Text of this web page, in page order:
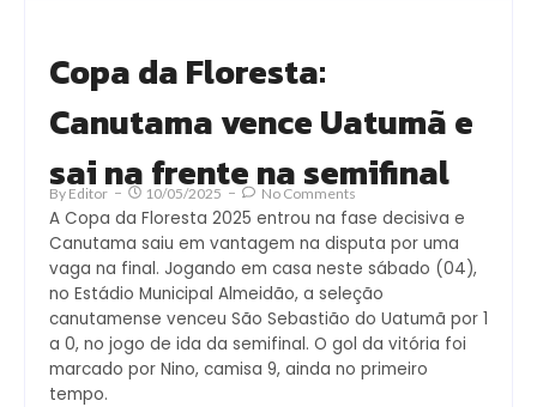
Copa da Floresta:
Canutama vence Uatumã e
sai na frente na semifinal
By Editor 10/05/2025 No Comments
A Copa da Floresta 2025 entrou na fase decisiva e
Canutama saiu em vantagem na disputa por uma
vaga na final. Jogando em casa neste sábado (04),
no Estádio Municipal Almeidão, a seleção
canutamense venceu São Sebastião do Uatumã por 1
a 0, no jogo de ida da semifinal. O gol da vitória foi
marcado por Nino, camisa 9, ainda no primeiro
tempo.